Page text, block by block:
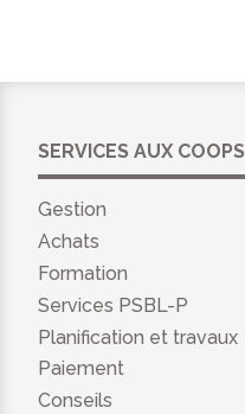
SERVICES AUX COOPS
Gestion
Achats
Formation
Services PSBL-P
Planification et travaux
Paiement
Conseils